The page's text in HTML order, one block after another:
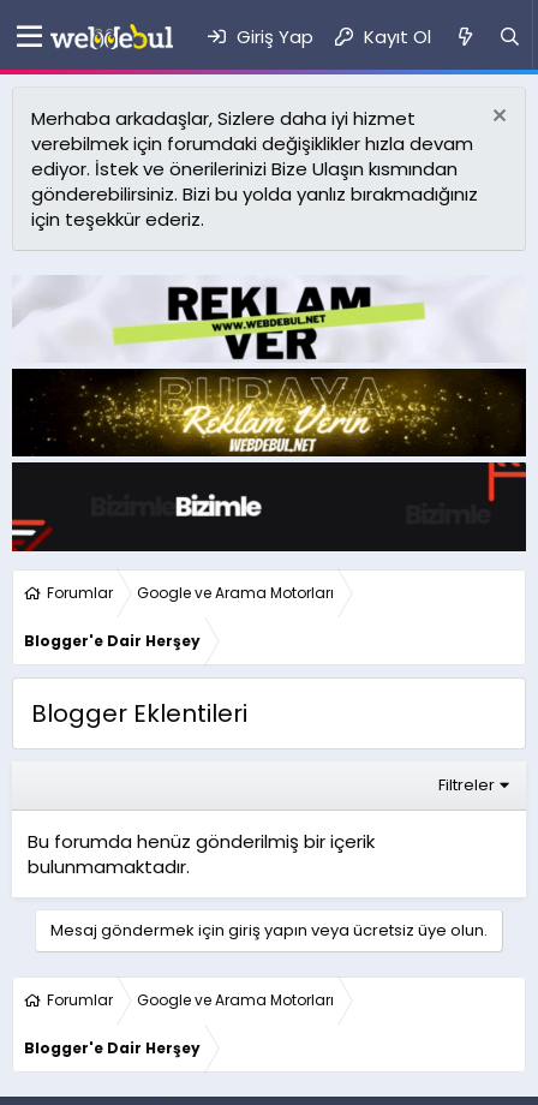
Giriş Yap Kayıt Ol
Merhaba arkadaşlar, Sizlere daha iyi hizmet
verebilmek için forumdaki değişiklikler hızla devam
ediyor. İstek ve önerilerinizi Bize Ulaşın kısmından
gönderebilirsiniz. Bizi bu yolda yanlız bırakmadığınız
için teşekkür ederiz.
Forumlar Google ve Arama Motorları
Blogger'e Dair Herşey
Blogger Eklentileri
Filtreler
Bu forumda henüz gönderilmiş bir içerik
bulunmamaktadır.
Mesaj göndermek için giriş yapın veya ücretsiz üye olun.
Forumlar Google ve Arama Motorları
Blogger'e Dair Herşey